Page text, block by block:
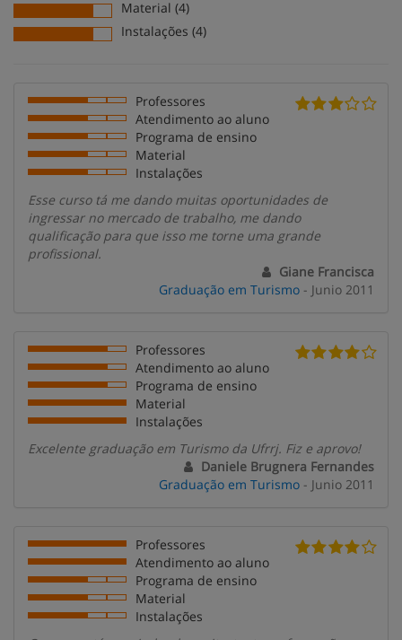
Material (4)
Instalações (4)
Professores
Atendimento ao aluno
Programa de ensino
Material
Instalações
Esse curso tá me dando muitas oportunidades de
ingressar no mercado de trabalho, me dando
qualificação para que isso me torne uma grande
profissional.
Giane Francisca
Graduação em Turismo - Junio 2011
Professores
Atendimento ao aluno
Programa de ensino
Material
Instalações
Excelente graduação em Turismo da Ufrrj. Fiz e aprovo!
Daniele Brugnera Fernandes
Graduação em Turismo - Junio 2011
Professores
Atendimento ao aluno
Programa de ensino
Material
Instalações